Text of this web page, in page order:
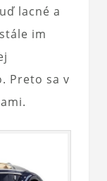
lacné a
im
Preto sa v